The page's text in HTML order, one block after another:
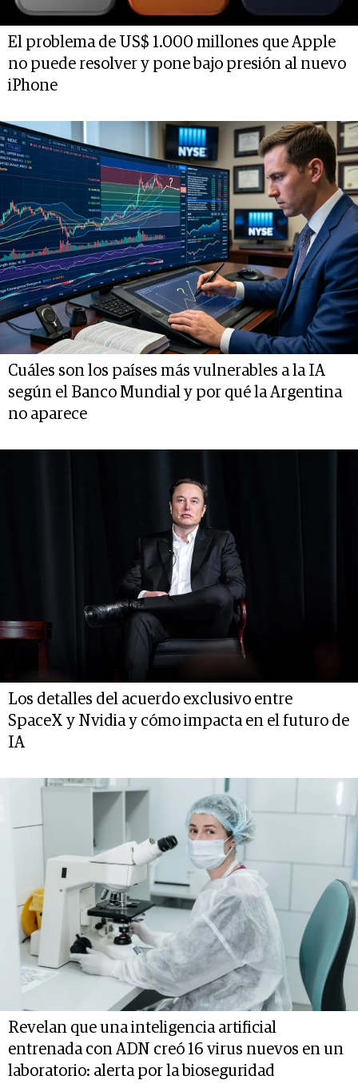
El problema de US$ 1.000 millones que Apple
no puede resolver y pone bajo presión al nuevo
iPhone
Cuáles son los países más vulnerables a la IA
según el Banco Mundial y por qué la Argentina
no aparece
Los detalles del acuerdo exclusivo entre
SpaceX y Nvidia y cómo impacta en el futuro de
IA
Revelan que una inteligencia artificial
entrenada con ADN creó 16 virus nuevos en un
laboratorio: alerta por la bioseguridad